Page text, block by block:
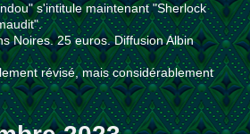
s'intitule maintenant "Sherlock
Noires. 25 euros. Diffusion Albin
révisé, mais considérablement